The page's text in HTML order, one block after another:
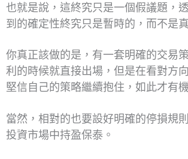
也就是說，這終究只是一個假議題，
到的確定性終究只是暫時的，而不是
你真正該做的是，有一套明確的交易
利的時候就直接出場，但是在看對方
堅信自己的策略繼續抱住，如此才有
當然，相對的也要設好明確的停損規
投資市場中持盈保泰。